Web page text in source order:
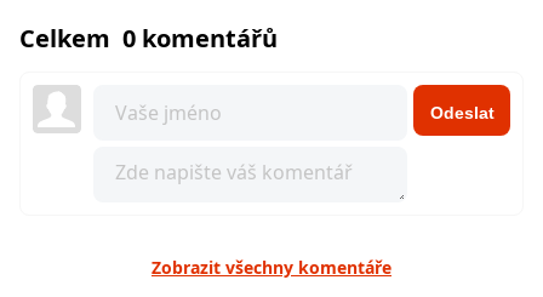
Celkem 0 komentářů
Odeslat
Zobrazit všechny komentáře